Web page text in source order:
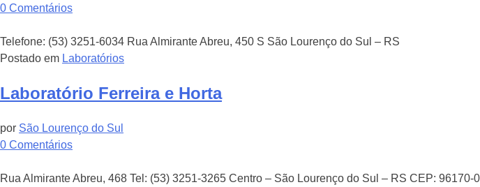
0 Comentáriosem
Exato
Telefone: (53) 3251-6034 Rua Almirante Abreu, 450 S São Lourenço do Sul – RS
Postado em Laboratórios
Laboratório Ferreira e Horta
por São Lourenço do Sul
0 Comentáriosem
Ferreira
Rua Almirante Abreu, 468 Tel: (53) 3251-3265 Centro – São Lourenço do Sul – RS CEP: 96170-